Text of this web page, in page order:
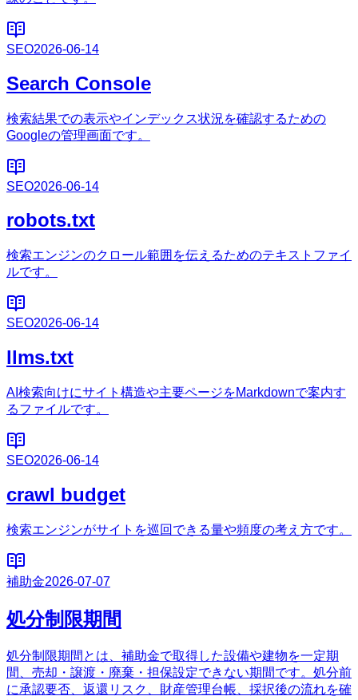
SEO2026-06-14
Search Console
検索結果での表示やインデックス状況を確認するための
Googleの管理画面です。
SEO2026-06-14
robots.txt
検索エンジンのクロール範囲を伝えるためのテキストファイ
ルです。
SEO2026-06-14
llms.txt
AI検索向けにサイト構造や主要ページをMarkdownで案内す
るファイルです。
SEO2026-06-14
crawl budget
検索エンジンがサイトを巡回できる量や頻度の考え方です。
補助金2026-07-07
処分制限期間
処分制限期間とは、補助金で取得した設備や建物を一定期
間、売却・譲渡・廃棄・担保設定できない期間です。処分前
に承認要否、返還リスク、財産管理台帳、採択後の流れを確